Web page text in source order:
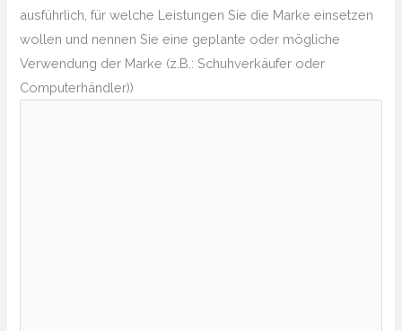
ausführlich, für welche Leistungen Sie die Marke einsetzen
wollen und nennen Sie eine geplante oder mögliche
Verwendung der Marke (z.B.: Schuhverkäufer oder
Computerhändler))